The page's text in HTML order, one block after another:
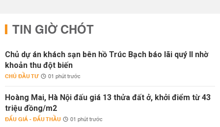
TIN GIỜ CHÓT
Chủ dự án khách sạn bên hồ Trúc Bạch báo lãi quý II nhờ
khoản thu đột biến
CHỦ ĐẦU TƯ 01 phút trước
Hoàng Mai, Hà Nội đấu giá 13 thửa đất ở, khởi điểm từ 43
triệu đồng/m2
ĐẤU GIÁ - ĐẤU THẦU 01 phút trước